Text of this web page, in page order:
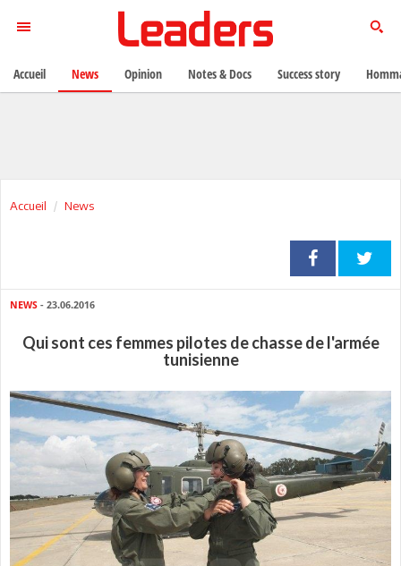
Accueil News
NEWS - 23.06.2016
Qui sont ces femmes pilotes de chasse de l'armée
tunisienne
Accueil News Opinion Notes & Docs Success story